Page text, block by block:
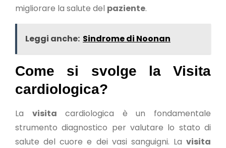
migliorare la salute del paziente.
Leggi anche: Sindrome di Noonan
Come si svolge la Visita
cardiologica?
La visita cardiologica è un fondamentale
strumento diagnostico per valutare lo stato di
salute del cuore e dei vasi sanguigni. La visita